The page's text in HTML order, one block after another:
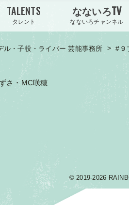
TALENTS
タレント
なないろTV
なないろチャンネル
ル・子役・ライバー 芸能事務所 > #９
さ・MC咲穂
© 2019-2026